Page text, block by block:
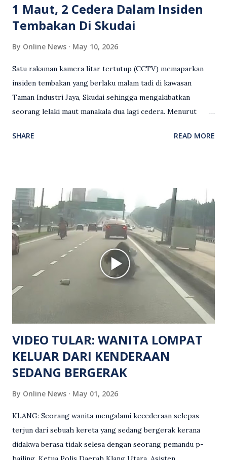
1 Maut, 2 Cedera Dalam Insiden
Tembakan Di Skudai
By Online News May 10, 2026
Satu rakaman kamera litar tertutup (CCTV) memaparkan
insiden tembakan yang berlaku malam tadi di kawasan
Taman Industri Jaya, Skudai sehingga mengakibatkan
seorang lelaki maut manakala dua lagi cedera. Menurut
kejadian berlaku sekitar jam 11 malam dan pihak polis
hiburan di kawasan berkenaan. Seorang mangsa disahkan
meninggal dunia di lokasi kejadian akibat terkena tembakan,
manakala seorang lagi mangsa mengalami kecederaan.
Turut dipercayai terdapat seorang lagi individu cedera
namun identitinya masih belum dikenal pasti selepas dibawa
keluar dari lokasi oleh kenalannya. Polis kini sedang giat
mengesan dua suspek yang masih bebas bagi membantu
siasatan lanjut. Kes disiasat mengikut Seksyen 302 Kanun
Keseksaan kerana membunuh. Orang ramai yang mempunyai
maklumat diminta t...
SHARE READ MORE
VIDEO TULAR: WANITA LOMPAT
KELUAR DARI KENDERAAN
SEDANG BERGERAK
By Online News May 01, 2026
KLANG: Seorang wanita mengalami kecederaan selepas
terjun dari sebuah kereta yang sedang bergerak kerana
didakwa berasa tidak selesa dengan seorang pemandu p-